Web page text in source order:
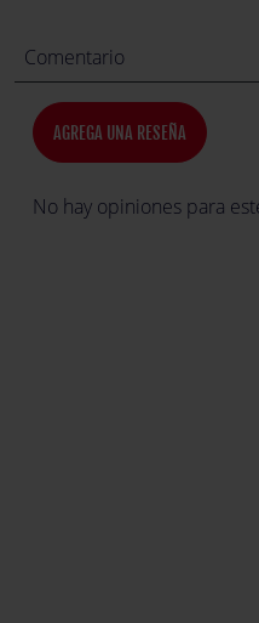
Comentario
AGREGA UNA RESEÑA
No hay opiniones para